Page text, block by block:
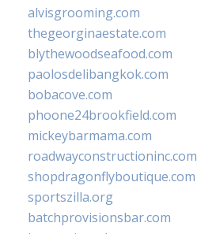
alvisgrooming.com
thegeorginaestate.com
blythewoodseafood.com
paolosdelibangkok.com
bobacove.com
phoone24brookfield.com
mickeybarmama.com
roadwayconstructioninc.com
shopdragonflyboutique.com
sportszilla.org
batchprovisionsbar.com